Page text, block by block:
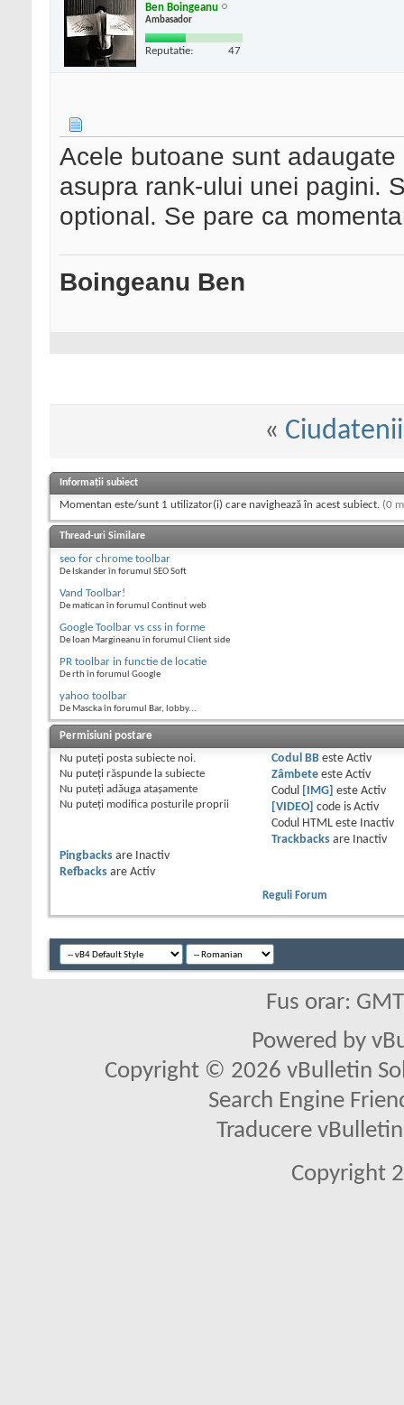
Ben Boingeanu
Ambasador
Reputatie: 47
Acele butoane sunt
asupra rank-ului unei pagini.
optional. Se pare ca
Boingeanu Ben
« Ciudatenii
Informații subiect
Momentan este/sunt 1 utilizator(i) care navighează în acest subiect. (0
Thread-uri Similare
seo for chrome toolbar
De Iskander în forumul SEO Soft
Vand Toolbar!
De matican în forumul Continut web
Google Toolbar vs css in forme
De Ioan Margineanu în forumul Client side
PR toolbar in functie de locatie
De rth în forumul Google
yahoo toolbar
De Mascka în forumul Bar, lobby...
Permisiuni postare
Nu puteţi posta subiecte noi.
Nu puteţi răspunde la subiecte
Nu puteţi adăuga ataşamente
Nu puteţi modifica posturile proprii
Codul BBeste Activ
Zâmbeteeste Activ
Codul
[IMG] este Activ
[VIDEO]
code is Activ
Codul HTML este
Inactiv
Trackbacksare
Inactiv
Pingbacks are
Inactiv
Refbacks are Activ
Reguli Forum
Fus orar:
Powered by
Copyright © 2026 vBulletin
Search Engine
Traducere
Copyright